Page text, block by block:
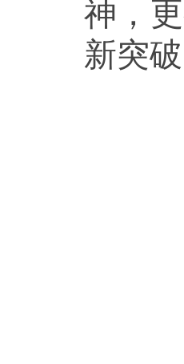
神，
新突破